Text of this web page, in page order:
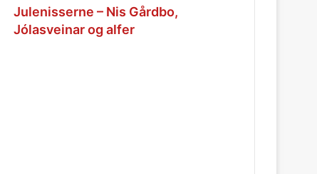
Julenisserne – Nis Gårdbo,
Jólasveinar og alfer